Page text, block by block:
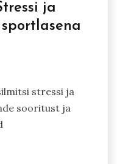
ja
stressi ja
sooritust ja